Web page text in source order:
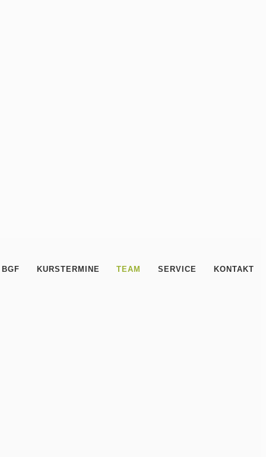
BGF KURSTERMINE TEAM SERVICE KONTAKT